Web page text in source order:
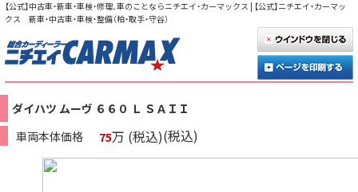
【公式】中古車・新車・車検・修理、車のことならニチエイ・カーマックス | 【公式】ニチエイ・カーマッ
クス 新車・中古車・車検・整備（柏・取手・守谷）
ダイハツ ムーヴ ６６０ Ｌ ＳＡＩＩ
車両本体価格
75万 (税込)(税込)